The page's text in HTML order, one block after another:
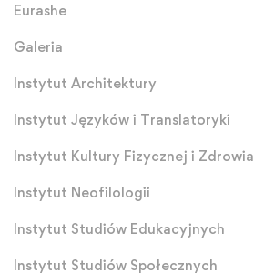
Eurashe
Galeria
Instytut Architektury
Instytut Języków i Translatoryki
Instytut Kultury Fizycznej i Zdrowia
Instytut Neofilologii
Instytut Studiów Edukacyjnych
Instytut Studiów Społecznych